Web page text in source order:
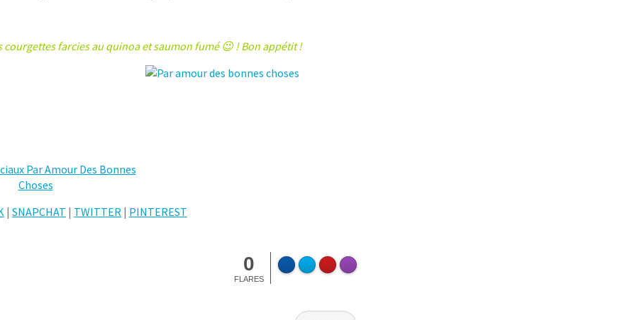
courgettes farcies au quinoa et saumon fumé 😉 ! Bon appétit !
| SNAPCHAT | TWITTER | PINTEREST
0
FLARES